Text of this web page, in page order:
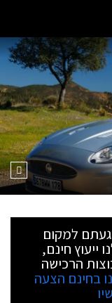
למקום
ייעוץ חינם,
הרכישה
בחינם הצעה